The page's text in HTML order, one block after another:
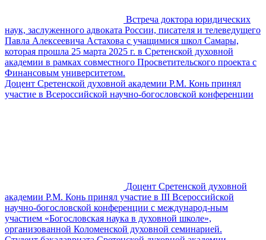
Встреча доктора юридических
наук, заслуженного адвоката России, писателя и телеведущего
Павла Алексеевича Астахова с учащимися школ Самары,
которая прошла 25 марта 2025 г. в Сретенской духовной
академии в рамках совместного Просветительского проекта с
Финансовым университетом.
Доцент Сретенской духовной академии Р.М. Конь принял
участие в Всероссийской научно-богословской конференции
Доцент Сретенской духовной
академии Р.М. Конь принял участие в III Всероссийской
научно-богословской конференции с международ-ным
участием «Богословская наука в духовной школе»,
организованной Коломенской духовной семинарией.